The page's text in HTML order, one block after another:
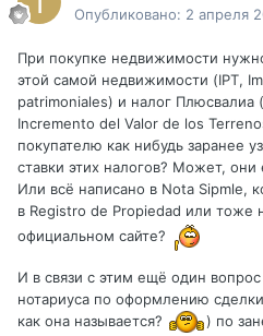
Опубликовано: 2 апреля
При покупке недвижимости
этой самой недвижимости (IPT,
patrimoniales) и налог Плюсвалиа
Incremento del Valor de los
покупателю как нибудь заранее
ставки этих налогов? Может, они
Или всё написано в Nota Sipmle,
в Registro de Propiedad или тоже
официальном сайте?
И в связи с этим ещё один вопрос
нотариуса по оформлению
как она называется?
) по